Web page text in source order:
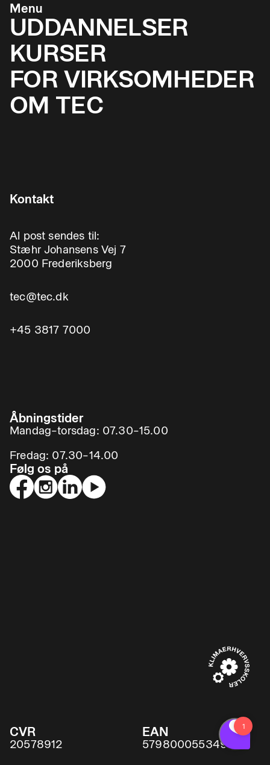
Menu
UDDANNELSER
KURSER
FOR VIRKSOMHEDER
OM TEC
Kontakt
Al post sendes til:
Stæhr Johansens Vej 7
2000 Frederiksberg
tec@tec.dk
+45 3817 7000
Åbningstider
Mandag–torsdag: 07.30–15.00
Fredag: 07.30–14.00
Følg os på
CVR
20578912
EAN
5798000553491